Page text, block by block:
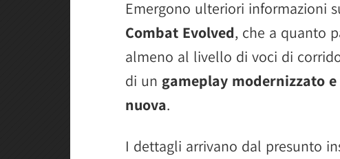
Emergono ulteriori informazioni
Combat Evolved, che a quanto
almeno al livello di voci di
di un gameplay modernizzato
nuova.
I dettagli arrivano dal presunto